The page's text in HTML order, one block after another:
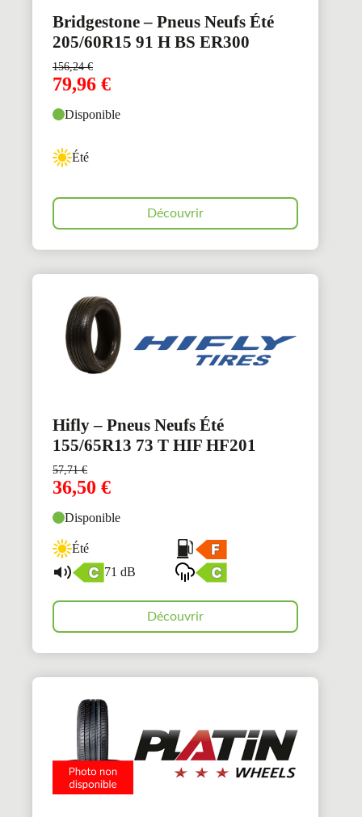
Bridgestone – Pneus Neufs Été
205/60R15 91 H BS ER300
156,24€
79,96 €
Disponible
Été
Découvrir
Hifly – Pneus Neufs Été
155/65R13 73 T HIF HF201
57,71€
36,50 €
Disponible
Été
71 dB
Découvrir